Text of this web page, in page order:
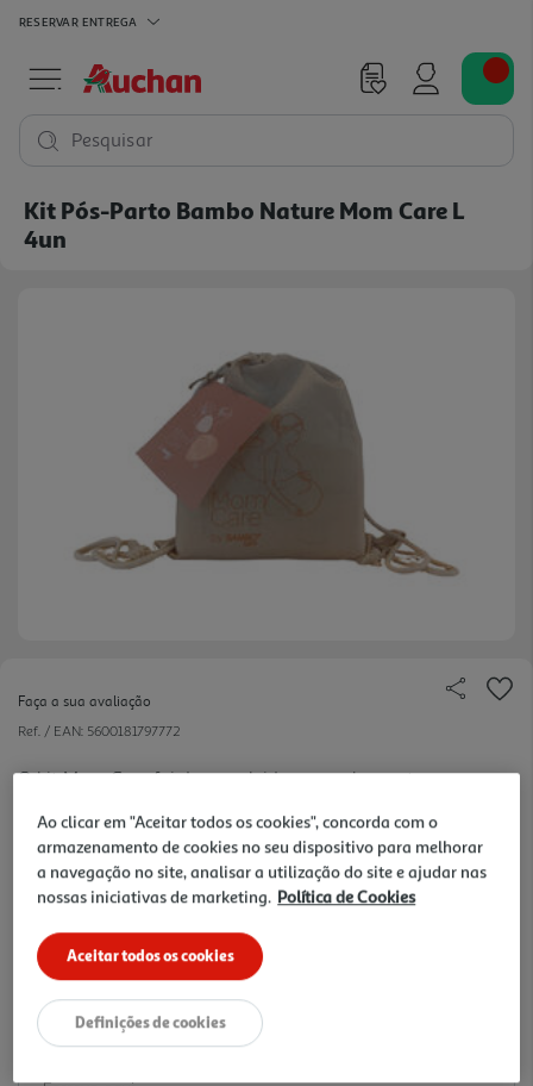
RESERVAR ENTREGA
Pesquisar
Kit Pós-Parto Bambo Nature Mom Care L
4un
Faça a sua avaliação
Ref. / EAN: 5600181797772
O kit Mom Care foi desenvolvido para o bemestar
dermatologicamente testadas e sem perfumes ou
corantes. Esta gama oferece o cuidado e conforto
ideais para a pele sensível no pósparto.Este kit
embalagem de Maternity Pants, 1 embalagem de
toalhitas e 1 gel íntimo.
19.95 €/un
19,95 €
Notas de preparação
Ao clicar em "Aceitar todos os cookies", concorda com o
armazenamento de cookies no seu dispositivo para melhorar
a navegação no site, analisar a utilização do site e ajudar nas
nossas iniciativas de marketing. Política de Cookies
Aceitar todos os cookies
Definições de cookies